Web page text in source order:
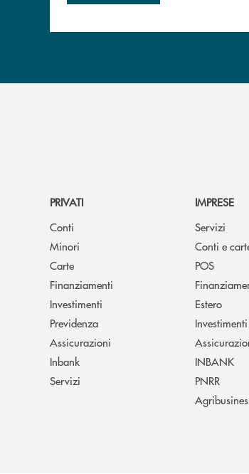
PRIVATI
Conti
Minori
Carte
Finanziamenti
Investimenti
Previdenza
Assicurazioni
Inbank
Servizi
IMPRESE
Servizi
Conti e
POS
Estero
Investimenti
INBANK
PNRR